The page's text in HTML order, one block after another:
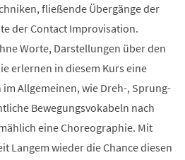
fließende Übergänge der
der Contact Improvisation.
Worte, Darstellungen über den
erlernen in diesem Kurs eine
Allgemeinen, wie Dreh-, Sprung-
Bewegungsvokabeln nach
eine Choreographie. Mit
Langem wieder die Chance diesen